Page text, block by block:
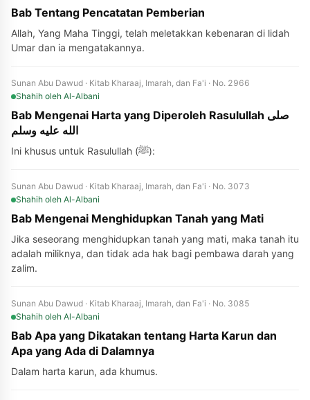
Bab Tentang Pencatatan Pemberian
Allah, Yang Maha Tinggi, telah meletakkan kebenaran di lidah
Umar dan ia mengatakannya.
Sunan Abu Dawud · Kitab Kharaaj, Imarah, dan Fa'i · No. 2966
Shahih oleh Al-Albani
Bab Mengenai Harta yang Diperoleh Rasulullah صلى
الله عليه وسلم
Ini khusus untuk Rasulullah (ﷺ):
Sunan Abu Dawud · Kitab Kharaaj, Imarah, dan Fa'i · No. 3073
Shahih oleh Al-Albani
Bab Mengenai Menghidupkan Tanah yang Mati
Jika seseorang menghidupkan tanah yang mati, maka tanah itu
adalah miliknya, dan tidak ada hak bagi pembawa darah yang
zalim.
Sunan Abu Dawud · Kitab Kharaaj, Imarah, dan Fa'i · No. 3085
Shahih oleh Al-Albani
Bab Apa yang Dikatakan tentang Harta Karun dan
Apa yang Ada di Dalamnya
Dalam harta karun, ada khumus.